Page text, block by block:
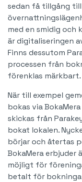
sedan få tillgång
med en smidig och
är digitaliseringen
Finns dessutom
processen från
förenklas märkbart.
När till exempel
bokas via
skickas från
bokat lokalen.
börjar och återtas
BokaMera
möjligt för
betalt för